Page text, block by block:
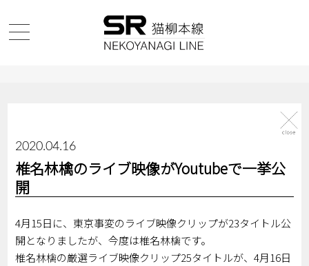
2020.04.16
椎名林檎のライブ映像がYoutubeで一挙公
開
4月15日に、東京事変のライブ映像クリップが23タイトル公
開となりましたが、今度は椎名林檎です。
椎名林檎の厳選ライブ映像クリップ25タイトルが、4月16日